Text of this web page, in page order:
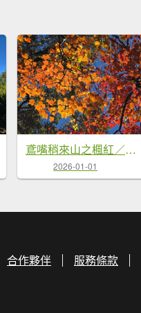
鳶嘴稍來山之楓紅／雲海
2026-01-01
合作夥伴 服務條款